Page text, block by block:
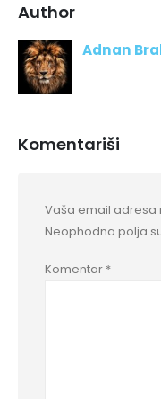
Author
Adnan
Komentariši
Vaša email adresa
Neophodna polja
Komentar *